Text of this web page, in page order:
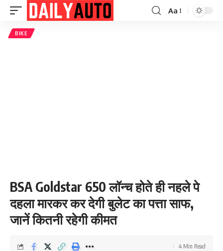
Font
Aa
BIKE
BSA Goldstar 650 लॉन्च होते ही नहले पे
दहला मारकर कर देगी बुलेट का पत्ता साफ,
जानें कितनी रहेगी कीमत
4 Min Read